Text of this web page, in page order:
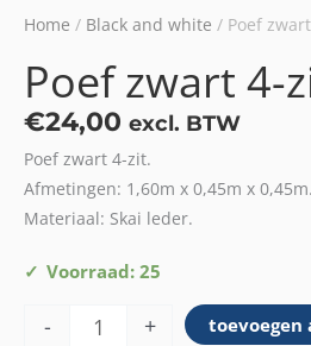
Home / Black and white / Poef
Poef zwart 4-
€24,00 excl. BTW
Poef zwart 4-zit.
Afmetingen: 1,60m x 0,45m x 0,45m.
Materiaal: Skai leder.
Voorraad: 25
-
Poef
+ toevoegen